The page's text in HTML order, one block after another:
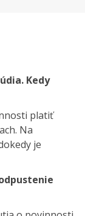
Kedy
platiť
Na
je